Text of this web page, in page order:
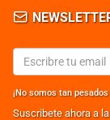
¡No somos tan
Suscribete ahora a